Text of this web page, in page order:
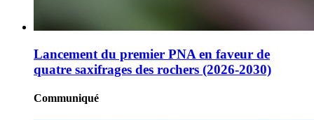
Lancement du premier PNA en faveur de
quatre saxifrages des rochers (2026-2030)
Communiqué